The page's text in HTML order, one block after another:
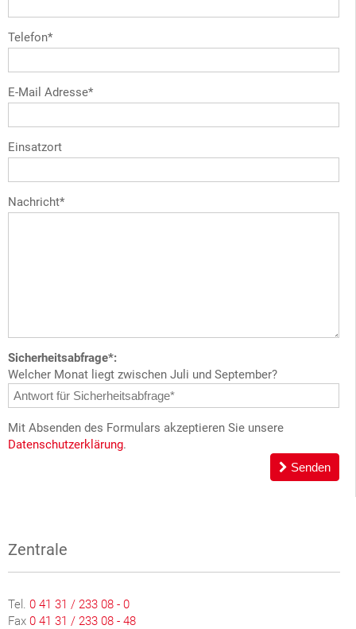
Telefon*
E-Mail Adresse*
Einsatzort
Nachricht*
Sicherheitsabfrage*:
Welcher Monat liegt zwischen Juli und September?
Mit Absenden des Formulars akzeptieren Sie unsere
Datenschutzerklärung.
Senden
Zentrale
Tel. 0 41 31 / 233 08 - 0
Fax 0 41 31 / 233 08 - 48